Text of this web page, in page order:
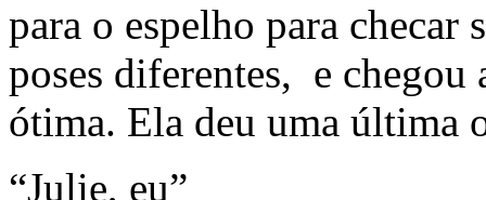
para o espelho para checar
poses diferentes, e chegou
ótima. Ela deu uma última
“Julie, eu”